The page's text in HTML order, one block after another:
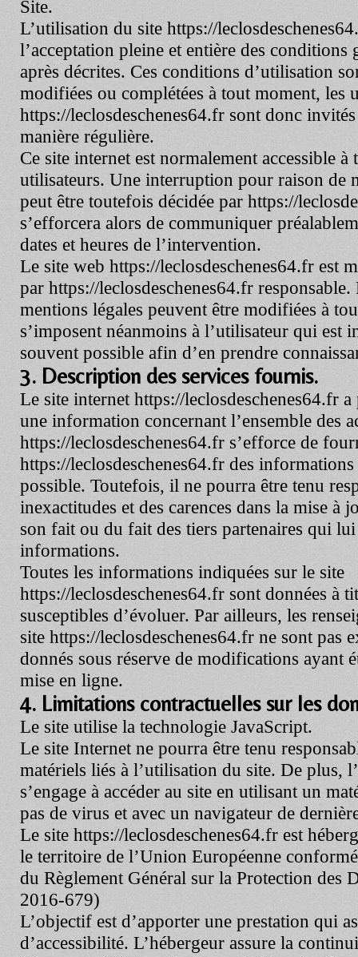
Site.
L’utilisation du site https://
l’acceptation pleine et entière des conditions
après décrites. Ces conditions d’utilisation
modifiées ou complétées à tout moment, les
https://leclosdeschenes64.fr sont donc
manière régulière.
Ce site internet est normalement accessible
utilisateurs. Une interruption pour raison de
peut être toutefois décidée par https://
s’efforcera alors de communiquer
dates et heures de l’intervention.
Le site web https://leclosdeschenes64.fr est
par https://leclosdeschenes64.fr responsable.
mentions légales peuvent être modifiées à
s’imposent néanmoins à l’utilisateur qui est
souvent possible afin d’en prendre
3. Description des services fournis.
Le site internethttps://leclosdeschenes64.fr a
une information concernant l’ensemble des
https://leclosdeschenes64.fr s’efforce de
https://leclosdeschenes64.fr des informations
possible. Toutefois, il ne pourra être tenu
inexactitudes et des carences dans la mise à
son fait ou du fait des tiers partenaires qui
informations.
Toutes les informations indiquées sur le site
https://leclosdeschenes64.fr sont données à
susceptibles d’évoluer. Par ailleurs, les
site https://leclosdeschenes64.fr ne sont pas
donnés sous réserve de modifications ayant
mise en ligne.
4. Limitations contractuelles sur les
Le site utilise la technologie JavaScript.
Le site Internet ne pourra être tenu
matériels liés à l’utilisation du site. De plus,
s’engage à accéder au site en utilisant un
pas de virus et avec un navigateur de
Le site https://leclosdeschenes64.fr est
le territoire de l’Union Européenne
du Règlement Général sur la Protection des
2016-679)
L’objectif est d’apporter une prestation qui
d’accessibilité. L’hébergeur assure la